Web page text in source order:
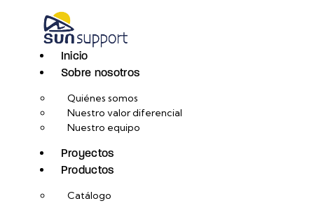
Inicio
Sobre nosotros
Quiénes somos
Nuestro valor diferencial
Nuestro equipo
Proyectos
Productos
Catálogo